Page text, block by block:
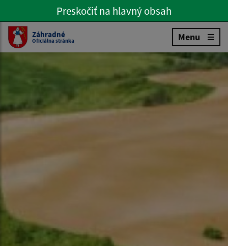
Preskočiť na hlavné menu
Preskočiť na hlavný obsah
Slovenčina
Záhradné
Oficiálna stránka Menu